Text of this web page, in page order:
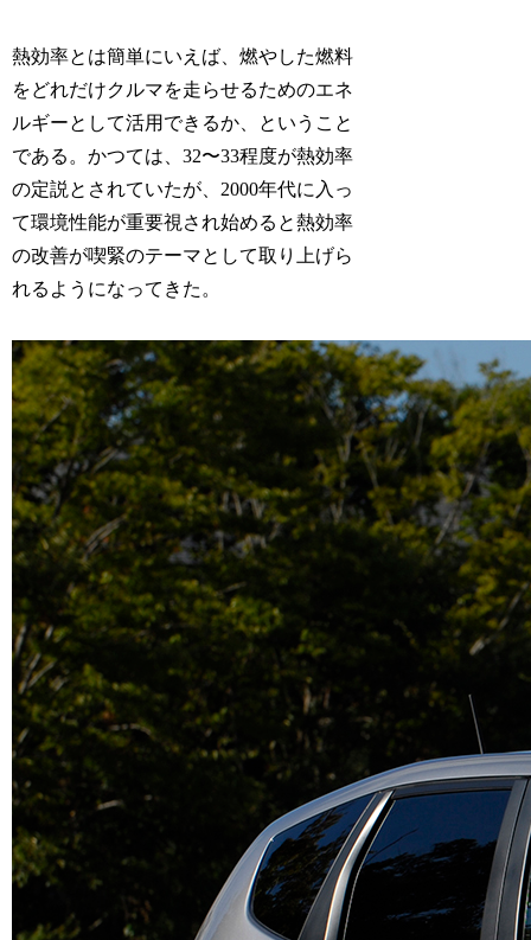
熱効率とは簡単にいえば、燃やした燃料
をどれだけクルマを走らせるためのエネ
ルギーとして活用できるか、ということ
である。かつては、32〜33程度が熱効率
の定説とされていたが、2000年代に入っ
て環境性能が重要視され始めると熱効率
の改善が喫緊のテーマとして取り上げら
れるようになってきた。